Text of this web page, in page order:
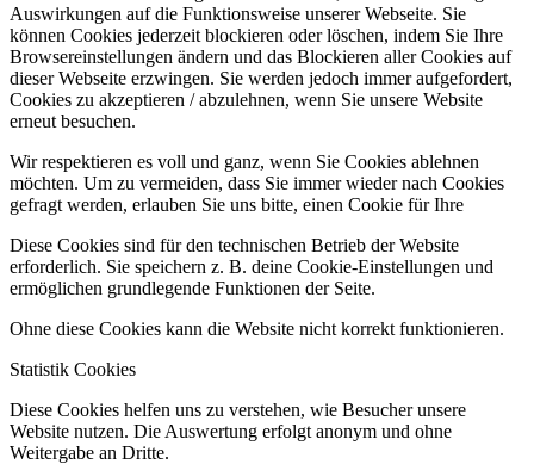
Auswirkungen auf die Funktionsweise unserer Webseite. Sie
können Cookies jederzeit blockieren oder löschen, indem Sie Ihre
Browsereinstellungen ändern und das Blockieren aller Cookies auf
dieser Webseite erzwingen. Sie werden jedoch immer aufgefordert,
Cookies zu akzeptieren / abzulehnen, wenn Sie unsere Website
erneut besuchen.
Wir respektieren es voll und ganz, wenn Sie Cookies ablehnen
möchten. Um zu vermeiden, dass Sie immer wieder nach Cookies
gefragt werden, erlauben Sie uns bitte, einen Cookie für Ihre
Diese Cookies sind für den technischen Betrieb der Website
erforderlich. Sie speichern z. B. deine Cookie-Einstellungen und
ermöglichen grundlegende Funktionen der Seite.
Ohne diese Cookies kann die Website nicht korrekt funktionieren.
Statistik Cookies
Diese Cookies helfen uns zu verstehen, wie Besucher unsere
Website nutzen. Die Auswertung erfolgt anonym und ohne
Weitergabe an Dritte.